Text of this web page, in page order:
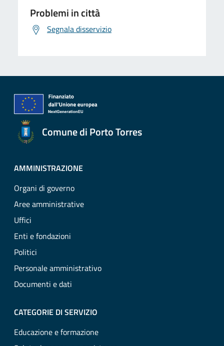
Problemi in città
Segnala disservizio
Comune di Porto Torres
AMMINISTRAZIONE
Organi di governo
Aree amministrative
Uffici
Enti e fondazioni
Politici
Personale amministrativo
Documenti e dati
CATEGORIE DI SERVIZIO
Educazione e formazione